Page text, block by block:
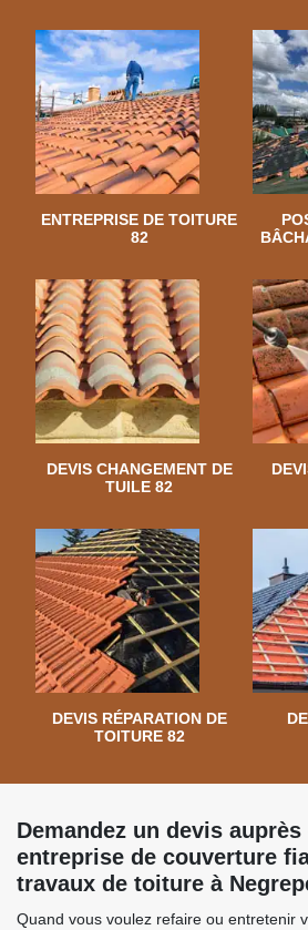
ENTREPRISE DE TOITURE
82
DEVIS CHANGEMENT DE
TUILE 82
DEVIS RÉPARATION DE
TOITURE 82
Demandez un devis auprès
entreprise de couverture
travaux de toiture à
Quand vous voulez refaire ou entretenir